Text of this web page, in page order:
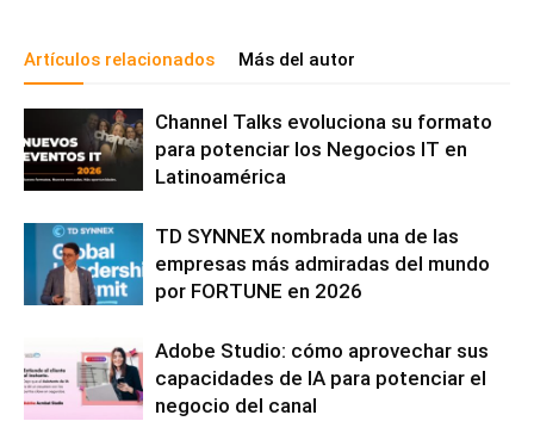
Artículos relacionados Más del autor
Channel Talks evoluciona su formato
para potenciar los Negocios IT en
Latinoamérica
TD SYNNEX nombrada una de las
empresas más admiradas del mundo
por FORTUNE en 2026
Adobe Studio: cómo aprovechar sus
capacidades de IA para potenciar el
negocio del canal